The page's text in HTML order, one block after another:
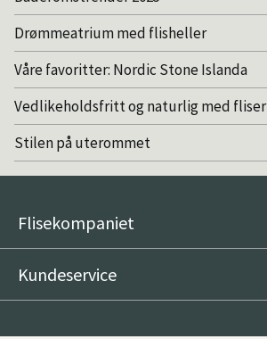
Drømmeatrium med flisheller
Våre favoritter: Nordic Stone Islanda
Vedlikeholdsfritt og naturlig med fliser
Stilen på uterommet
Flisekompaniet
Kundeservice